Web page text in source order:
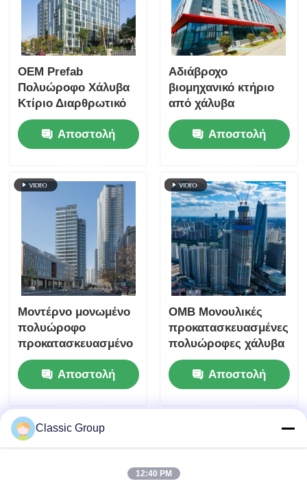
OEM Prefab
Πολυώροφο Χάλυβα
Κτίριο Διαρθρωτικό
Κέντρο
Πληροφοριών
Πυροστασία
Αποστολή
Αδιάβροχο
βιομηχανικό κτήριο
από χάλυβα
πολλαπλών ορόφων,
προσαρμοσμένο
Αποστολή
Μοντέρνο μονωμένο
πολυώροφο
προκατασκευασμένο
βιομηχανικό
υπόστεγο εμπορικό
κτίριο από χάλυβα
Αποστολή
ερώτησης
ΟΜΒ Μονουλικές
προκατασκευασμένες
πολυώροφες χάλυβα
κατασκευές Εμπορικά
κτίρια γραφείων
Αποστολή
ερώτησης
Classic Group
12:40 PM